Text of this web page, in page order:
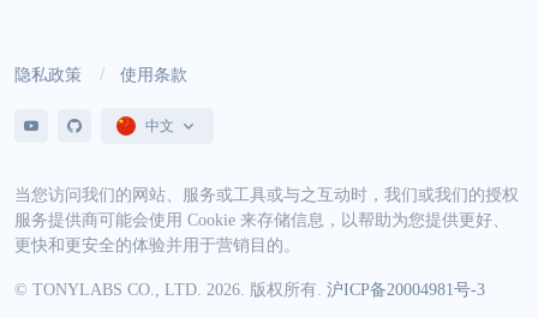
隐私政策 使用条款
中文
当您访问我们的网站、服务或工具或与之互动时，我们或我们的授权
服务提供商可能会使用 Cookie 来存储信息，以帮助为您提供更好、
更快和更安全的体验并用于营销目的。
© TONYLABS CO., LTD. 2026. 版权所有. 沪ICP备20004981号-3